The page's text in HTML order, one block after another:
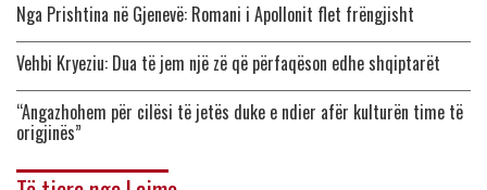
Nga Prishtina në Gjenevë: Romani i Apollonit flet frëngjisht
Vehbi Kryeziu: Dua të jem një zë që përfaqëson edhe shqiptarët
“Angazhohem për cilësi të jetës duke e ndier afër kulturën time të
origjinës”